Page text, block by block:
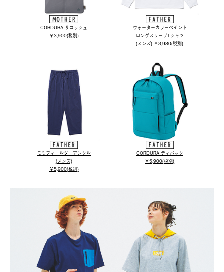
CORDURA サコッシュ
￥3,900(税別)
ウォーターカラーペイント
ロングスリーブTシャツ
(メンズ) ￥3,980(税別)
モミフィールダーアンクル
(メンズ)
￥5,900(税別)
CORDURA ディパック
￥5,900(税別)